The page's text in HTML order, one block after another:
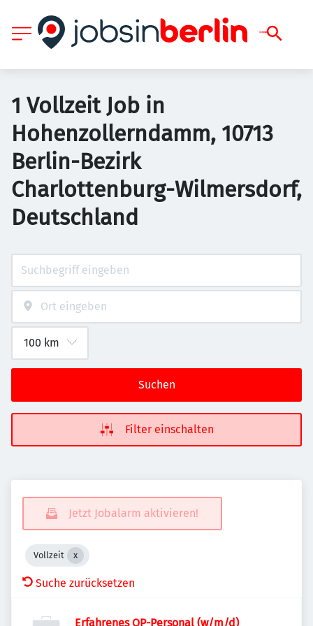
1 Vollzeit Job in
Hohenzollerndamm, 10713
Berlin-Bezirk
Charlottenburg-Wilmersdorf,
Deutschland
Suchen
Filter einschalten
Jetzt Jobalarm aktivieren!
Vollzeit
Suche zurücksetzen
Erfahrenes OP-Personal (w/m/d)